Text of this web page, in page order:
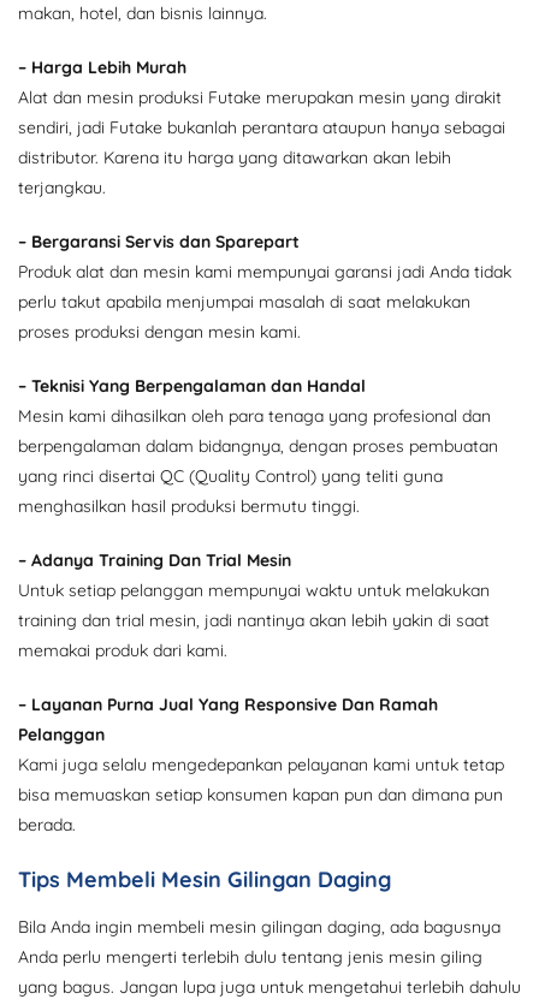
makan, hotel, dan bisnis lainnya.
– Harga Lebih Murah
Alat dan mesin produksi Futake merupakan mesin yang dirakit
sendiri, jadi Futake bukanlah perantara ataupun hanya sebagai
distributor. Karena itu harga yang ditawarkan akan lebih
terjangkau.
– Bergaransi Servis dan Sparepart
Produk alat dan mesin kami mempunyai garansi jadi Anda tidak
perlu takut apabila menjumpai masalah di saat melakukan
proses produksi dengan mesin kami.
– Teknisi Yang Berpengalaman dan Handal
Mesin kami dihasilkan oleh para tenaga yang profesional dan
berpengalaman dalam bidangnya, dengan proses pembuatan
yang rinci disertai QC (Quality Control) yang teliti guna
menghasilkan hasil produksi bermutu tinggi.
– Adanya Training Dan Trial Mesin
Untuk setiap pelanggan mempunyai waktu untuk melakukan
training dan trial mesin, jadi nantinya akan lebih yakin di saat
memakai produk dari kami.
– Layanan Purna Jual Yang Responsive Dan Ramah
Pelanggan
Kami juga selalu mengedepankan pelayanan kami untuk tetap
bisa memuaskan setiap konsumen kapan pun dan dimana pun
berada.
Tips Membeli Mesin Gilingan Daging
Bila Anda ingin membeli mesin gilingan daging, ada bagusnya
Anda perlu mengerti terlebih dulu tentang jenis mesin giling
yang bagus. Jangan lupa juga untuk mengetahui terlebih dahulu